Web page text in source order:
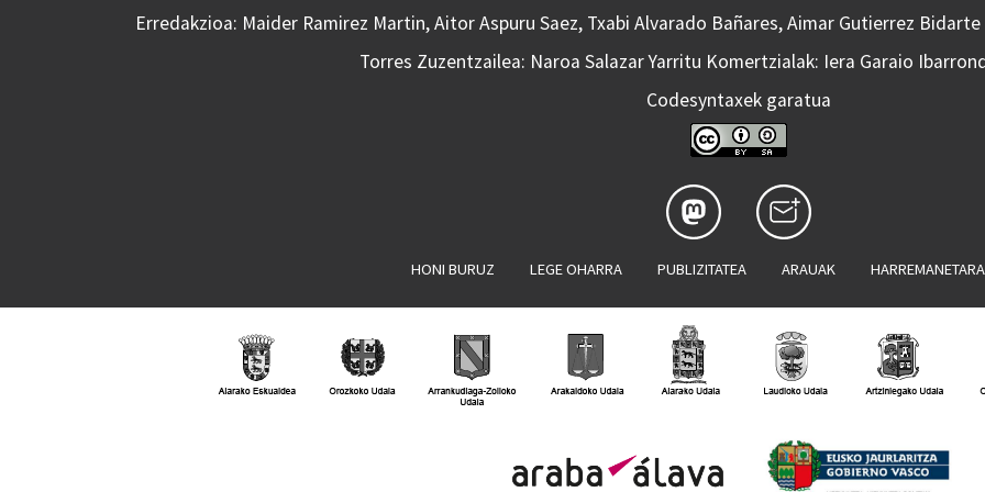
Erredakzioa: Maider Ramirez Martin, Aitor Aspuru Saez, Txabi Alvarado Bañares, Aimar Gutierrez
Torres Zuzentzailea: Naroa Salazar Yarritu Komertzialak: Iera Garaio
Codesyntaxek garatua
HONI BURUZ LEGE OHARRA PUBLIZITATEA ARAUAK